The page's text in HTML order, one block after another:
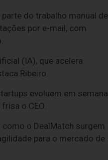
do trabalho manual de
por e-mail, com
(IA), que acelera
Ribeiro.
evoluem em
o CEO.
o DealMatch surgem
para o mercado de